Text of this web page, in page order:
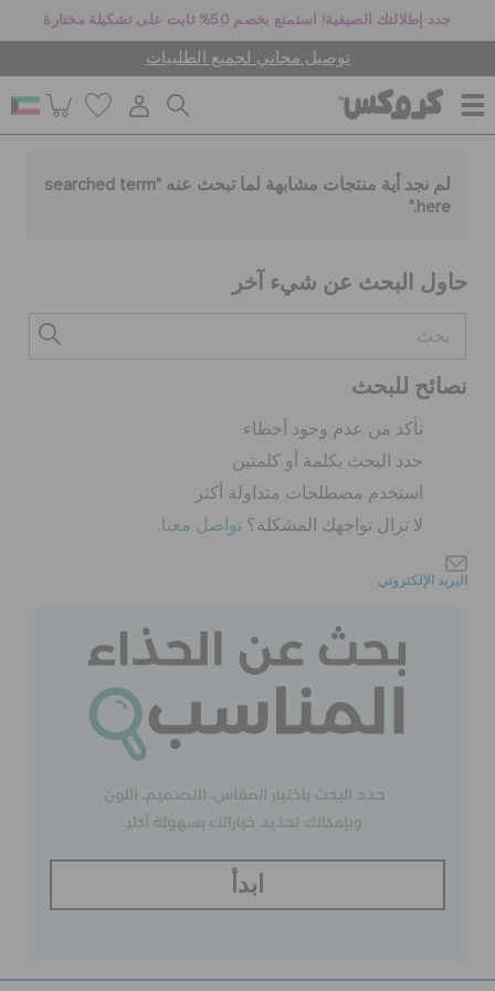
جدد إطلالتك الصيفية! استمتع بخصم 50% ثابت على تشكيلة مختارة
توصيل مجاني لجميع الطلبيات
للنساء
أطفال
كروكس لمكان العمل
تنزيلات
تسجيل الدخول / اشتراك
قائمة الامنيات
تحديد موقع المتجر
لم نجد أية منتجات مشابهة لما تبحث عنه "searched term
here
."
حاول البحث عن شيء آخر
نصائح للبحث
تأكد من عدم وجود أخطاء
حدد البحث بكلمة أو كلمتين
استخدم مصطلحات متداولة أكثر
لا تزال تواجهك المشكلة؟ تواصل معنا.
البريد الإلكتروني
ابدأ